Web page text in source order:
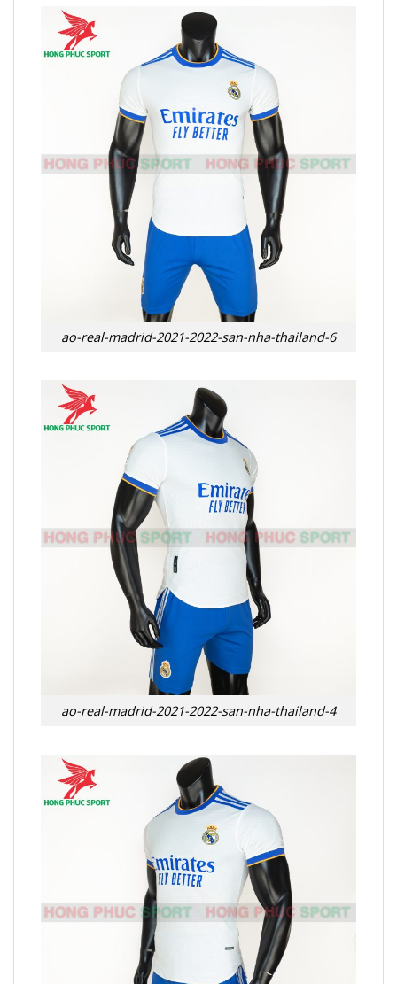
ao-real-madrid-2021-2022-san-nha-thailand-6
ao-real-madrid-2021-2022-san-nha-thailand-4